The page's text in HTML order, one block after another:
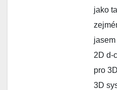
jako
2D d-
pro
3D